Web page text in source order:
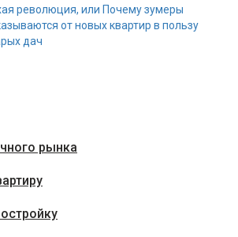
революция, или Почему зумеры
от новых квартир в пользу
дач
рынка